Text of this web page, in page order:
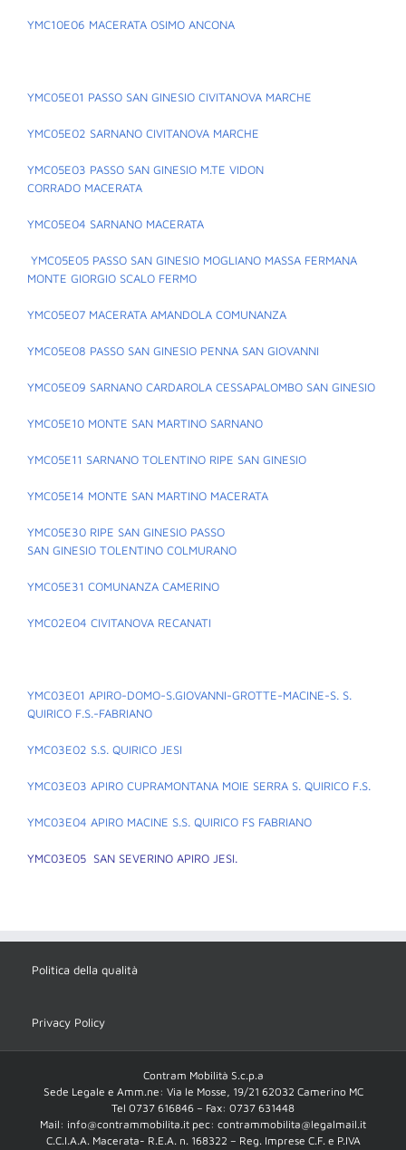
YMC10E06 MACERATA OSIMO ANCONA
YMC05E01 PASSO SAN GINESIO CIVITANOVA MARCHE
YMC05E02 SARNANO CIVITANOVA MARCHE
YMC05E03 PASSO SAN GINESIO M.TE VIDON
CORRADO MACERATA
YMC05E04 SARNANO MACERATA
YMC05E05 PASSO SAN GINESIO MOGLIANO MASSA FERMANA
MONTE GIORGIO SCALO FERMO
YMC05E07 MACERATA AMANDOLA COMUNANZA
YMC05E08 PASSO SAN GINESIO PENNA SAN GIOVANNI
YMC05E09 SARNANO CARDAROLA CESSAPALOMBO SAN GINESIO
YMC05E10 MONTE SAN MARTINO SARNANO
YMC05E11 SARNANO TOLENTINO RIPE SAN GINESIO
YMC05E14 MONTE SAN MARTINO MACERATA
YMC05E30 RIPE SAN GINESIO PASSO
SAN GINESIO TOLENTINO COLMURANO
YMC05E31 COMUNANZA CAMERINO
YMC02E04 CIVITANOVA RECANATI
YMC03E01 APIRO-DOMO-S.GIOVANNI-GROTTE-MACINE-S. S.
QUIRICO F.S.-FABRIANO
YMC03E02 S.S. QUIRICO JESI
YMC03E03 APIRO CUPRAMONTANA MOIE SERRA S. QUIRICO F.S.
YMC03E04 APIRO MACINE S.S. QUIRICO FS FABRIANO
YMC03E05 SAN SEVERINO APIRO JESI.
Politica della qualità
Privacy Policy
Contram Mobilità S.c.p.a
Sede Legale e Amm.ne: Via le Mosse, 19/21 62032 Camerino MC
Tel 0737 616846 – Fax: 0737 631448
Mail: info@contrammobilita.it pec: contrammobilita@legalmail.it
C.C.I.A.A. Macerata- R.E.A. n. 168322 – Reg. Imprese C.F. e P.IVA